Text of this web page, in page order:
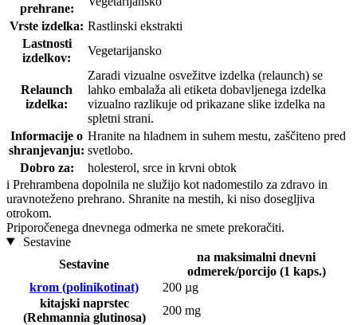
prehrane:
Vrste izdelka: Rastlinski ekstrakti
Lastnosti
izdelkov:
Vegetarijansko
Relaunch
izdelka:
Zaradi vizualne osvežitve izdelka (relaunch) se
lahko embalaža ali etiketa dobavljenega izdelka
vizualno razlikuje od prikazane slike izdelka na
spletni strani.
Informacije o
shranjevanju:
Hranite na hladnem in suhem mestu, zaščiteno pred
svetlobo.
Dobro za:
holesterol, srce in krvni obtok
i Prehrambena dopolnila ne služijo kot nadomestilo za zdravo in
uravnoteženo prehrano. Shranite na mestih, ki niso dosegljiva
otrokom.
Priporočenega dnevnega odmerka ne smete prekoračiti.
Sestavine
Sestavine
na maksimalni dnevni
odmerek/porcijo (1 kaps.)
krom (polinikotinat)
200 µg
kitajski naprstec
(Rehmannia glutinosa)
200 mg